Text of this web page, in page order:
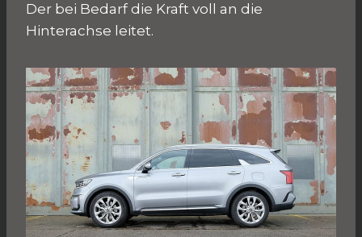
Der bei Bedarf die Kraft voll an die
Hinterachse leitet.